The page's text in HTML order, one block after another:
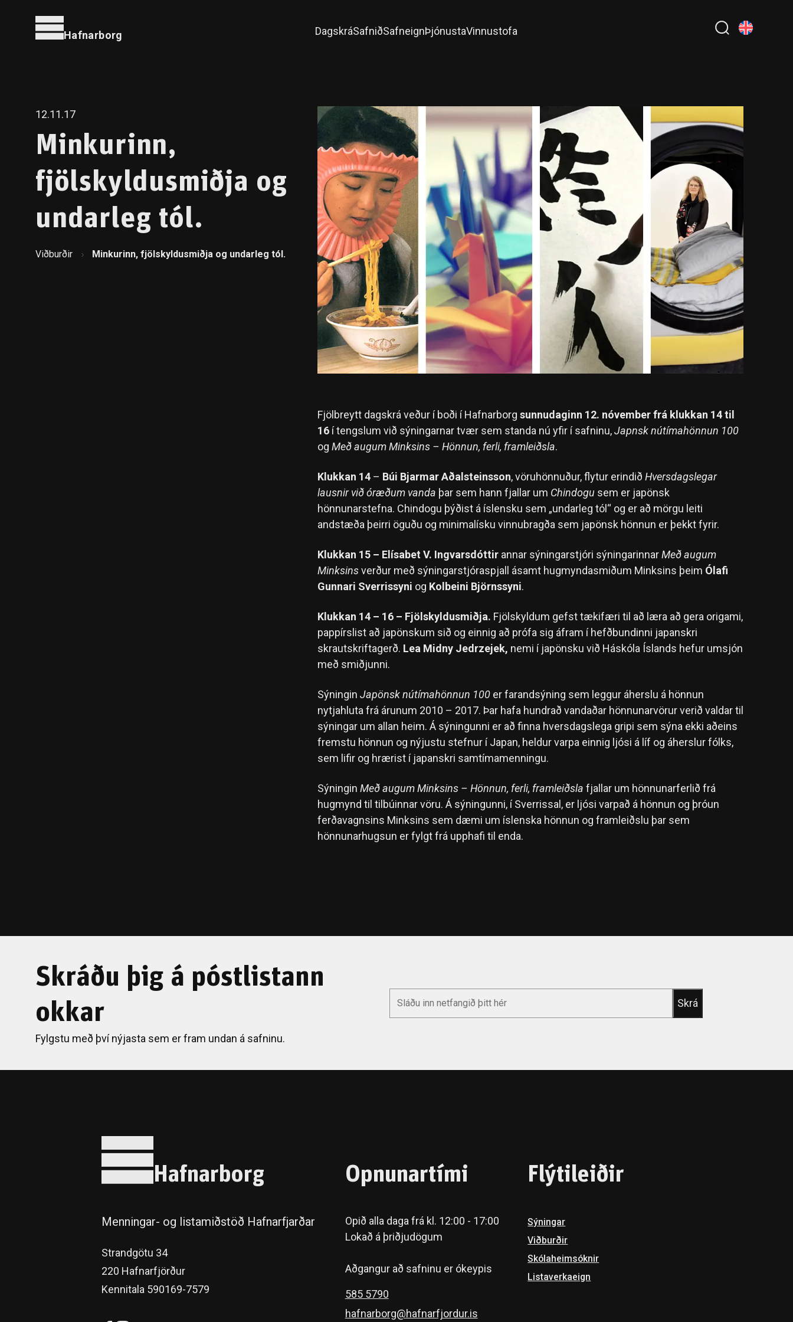
Hafnarborg DagskráSafniðSafneignÞjónustaVinnustofa
12.11.17
Minkurinn,
fjölskyldusmiðja og
undarleg tól.
Viðburðir Minkurinn, fjölskyldusmiðja og undarleg tól.
Fjölbreytt dagskrá veður í boði í Hafnarborg sunnudaginn 12. nóvember frá klukkan 14 til
16 í tengslum við sýningarnar tvær sem standa nú yfir í safninu,Japnsk nútímahönnun 100
og Með augum Minksins – Hönnun, ferli, framleiðsla.
Klukkan 14 – Búi Bjarmar Aðalsteinsson, vöruhönnuður, flytur erindið Hversdagslegar
lausnir við óræðum vanda þar sem hann fjallar um Chindogu sem er japönsk
hönnunarstefna. Chindogu þýðist á íslensku sem „undarleg tól“ og er að mörgu leiti
andstæða þeirri öguðu og minimalísku vinnubragða sem japönsk hönnun er þekkt fyrir.
Klukkan 15 – Elísabet V. Ingvarsdóttir annar sýningarstjóri sýningarinnarMeð augum
Minksinsverður með sýningarstjóraspjall ásamt hugmyndasmiðum Minksins þeim Ólafi
Gunnari Sverrissyni og Kolbeini Björnssyni.
Klukkan 14 – 16 – Fjölskyldusmiðja. Fjölskyldum gefst tækifæri til að læra að gera origami,
pappírslist að japönskum sið og einnig að prófa sig áfram í hefðbundinni japanskri
skrautskriftagerð. Lea Midny Jedrzejek, nemi í japönsku við Háskóla Íslands hefur umsjón
með smiðjunni.
Sýningin Japönsk nútímahönnun 100er farandsýning sem leggur áherslu á hönnun
nytjahluta frá árunum 2010 – 2017. Þar hafa hundrað vandaðar hönnunarvörur verið valdar til
sýningar um allan heim. Á sýningunni er að finna hversdagslega gripi sem sýna ekki aðeins
fremstu hönnun og nýjustu stefnur í Japan, heldur varpa einnig ljósi á líf og áherslur fólks,
sem lifir og hrærist í japanskri samtímamenningu.
Sýningin Með augum Minksins – Hönnun, ferli, framleiðsla fjallar um hönnunarferlið frá
hugmynd til tilbúinnar vöru. Á sýningunni, í Sverrissal, er ljósi varpað á hönnun og þróun
ferðavagnsins Minksins sem dæmi um íslenska hönnun og framleiðslu þar sem
hönnunarhugsun er fylgt frá upphafi til enda.
Skráðu þig á póstlistann
okkar
Fylgstu með því nýjasta sem er fram undan á safninu.
Hafnarborg
Menningar- og listamiðstöð Hafnarfjarðar
Strandgötu 34
220 Hafnarfjörður
Kennitala 590169-7579
Opnunartími
Opið alla daga frá kl. 12:00 - 17:00
Lokað á þriðjudögum
Aðgangur að safninu er ókeypis
585 5790
hafnarborg@hafnarfjordur.is
Flýtileiðir
Sýningar
Viðburðir
Skóla­heimsóknir
Listaverkaeign